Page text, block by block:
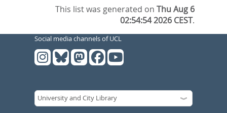
This list was generated onThu Aug 6
02:54:54 2026 CEST.
Social media channels of UCL